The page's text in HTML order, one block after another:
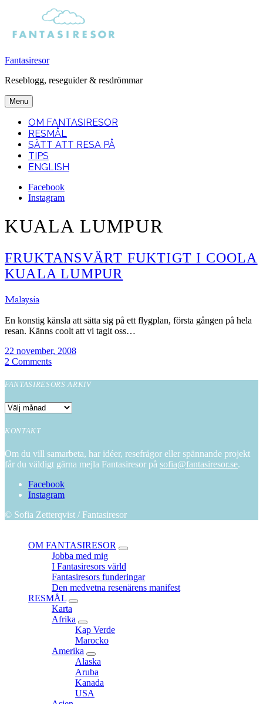
Fantasiresor
Reseblogg, reseguider & resdrömmar
Menu
OM FANTASIRESOR
RESMÅL
SÄTT ATT RESA PÅ
TIPS
ENGLISH
Facebook
Instagram
KUALA LUMPUR
FRUKTANSVÄRT FUKTIGT I COOLA
KUALA LUMPUR
Malaysia
En konstig känsla att sätta sig på ett flygplan, första gången på hela
resan. Känns coolt att vi tagit oss…
22 november, 2008
2 Comments
FANTASIRESORS ARKIV
Fantasiresors
KONTAKT
Om du vill samarbeta, har idéer, resefrågor eller spännande projekt
får du väldigt gärna mejla Fantasiresor på sofia@fantasiresor.se.
Facebook
Instagram
© Sofia Zetterqvist / Fantasiresor
OM FANTASIRESOR
expand
child
menu
Jobba med mig
I Fantasiresors värld
Fantasiresors funderingar
Den medvetna resenärens manifest
RESMÅL
expand
menu
Karta
Afrika
expand
child
menu
Kap Verde
Marocko
Amerika
expand
child
menu
Alaska
Aruba
Kanada
USA